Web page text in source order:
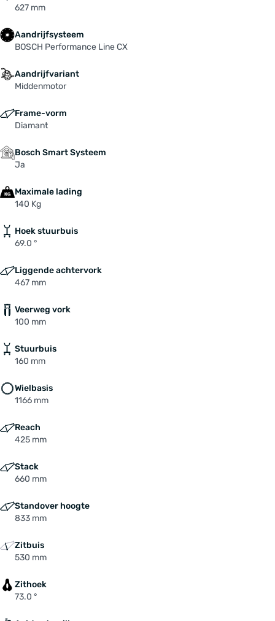
627 mm
Aandrijfsysteem
BOSCH Performance Line CX
Aandrijfvariant
Middenmotor
Frame-vorm
Diamant
Bosch Smart Systeem
Ja
Maximale lading
140 Kg
Hoek stuurbuis
69.0 °
Liggende achtervork
467 mm
Veerweg vork
100 mm
Stuurbuis
160 mm
Wielbasis
1166 mm
Reach
425 mm
Stack
660 mm
Standover hoogte
833 mm
Zitbuis
530 mm
Zithoek
73.0 °